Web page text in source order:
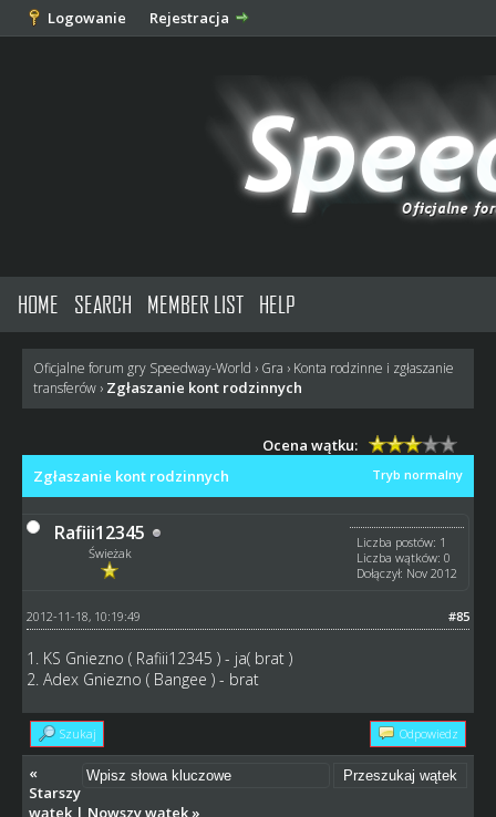
Logowanie Rejestracja
HOME SEARCH MEMBER LIST HELP
Oficjalne forum gry Speedway-World › Gra › Konta rodzinne i zgłaszanie
transferów › Zgłaszanie kont rodzinnych
Ocena wątku:
Tryb normalny
Zgłaszanie kont rodzinnych
Rafiii12345
Świeżak
Liczba postów: 1
Liczba wątków: 0
Dołączył: Nov 2012
#85
2012-11-18, 10:19:49
1. KS Gniezno ( Rafiii12345 ) - ja( brat )
2. Adex Gniezno ( Bangee ) - brat
Szukaj Odpowiedz
«
Starszy
wątek| Nowszy wątek»